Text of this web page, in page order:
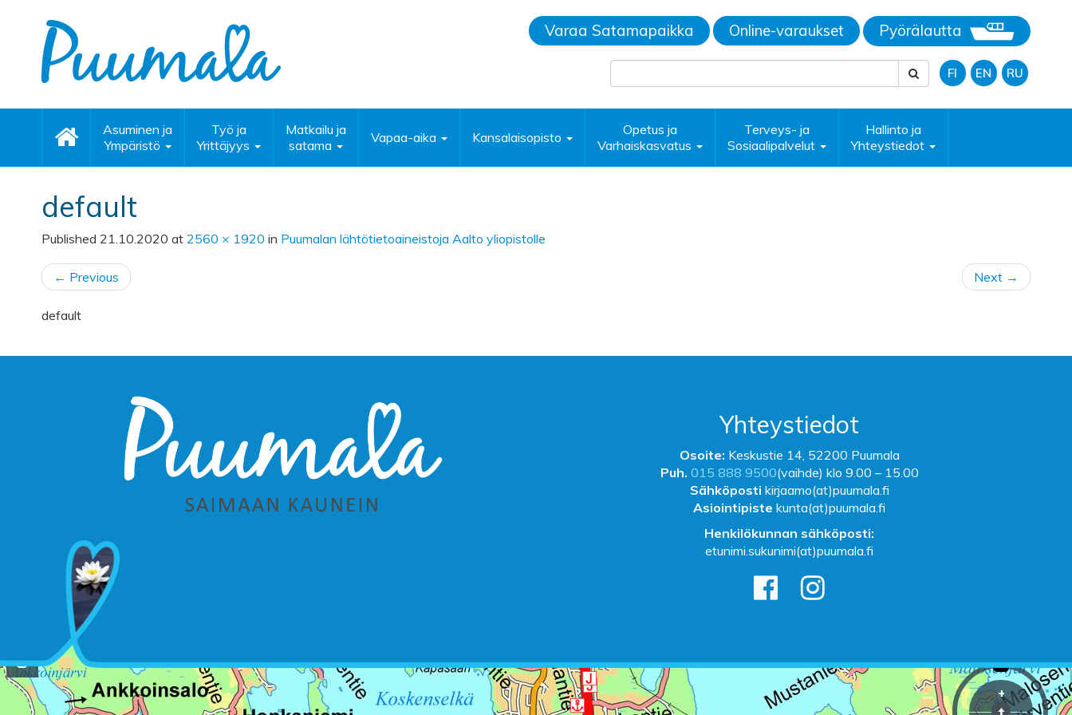
Varaa Satamapaikka Online-varaukset Pyörälautta
FI EN RU
Asuminen ja
Ympäristö
Työ ja
Yrittäjyys
Matkailu ja
satama
Vapaa-aika Kansalaisopisto
Opetus ja
Varhaiskasvatus
Terveys- ja
Sosiaalipalvelut
Hallinto ja
Yhteystiedot
default
Published 21.10.2020 at 2560 × 1920 in Puumalan lähtötietoaineistoja Aalto yliopistolle
← Previous Next →
default
Yhteystiedot
Osoite: Keskustie 14, 52200 Puumala
Puh. 015 888 9500(vaihde) klo 9.00 – 15.00
Sähköposti kirjaamo(at)puumala.fi
Asiointipiste kunta(at)puumala.fi
Henkilökunnan sähköposti:
etunimi.sukunimi(at)puumala.fi